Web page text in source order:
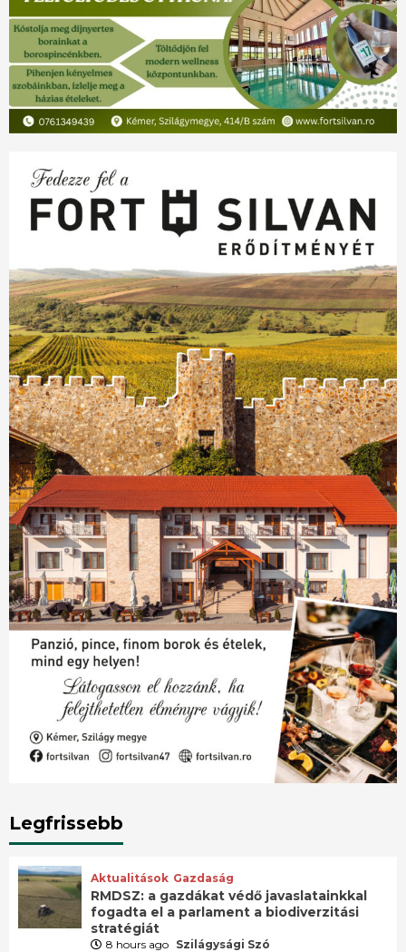
Legfrissebb
Aktualitások Gazdaság
RMDSZ: a gazdákat védő javaslatainkkal
fogadta el a parlament a biodiverzitási
stratégiát
8 hours ago Szilágysági Szó